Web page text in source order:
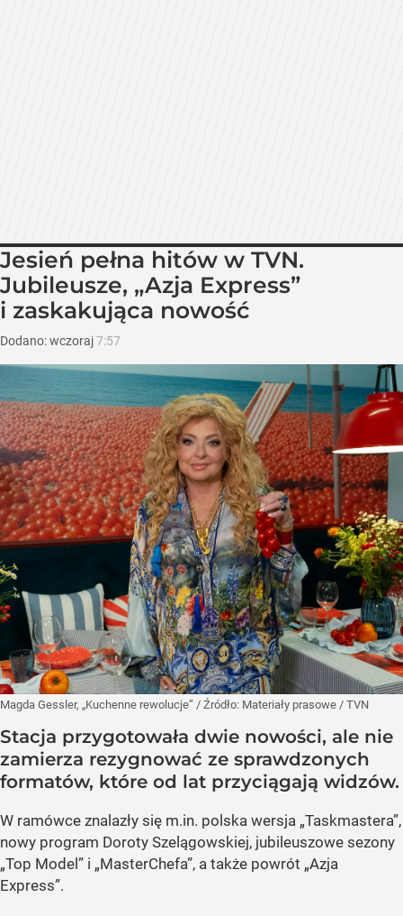
Jesień pełna hitów w TVN.
Jubileusze, „Azja Express”
i zaskakująca nowość
Dodano:wczoraj7:57
Magda Gessler, „Kuchenne rewolucje” / Źródło: Materiały prasowe / TVN
Stacja przygotowała dwie nowości, ale nie
zamierza rezygnować ze sprawdzonych
formatów, które od lat przyciągają widzów.
W ramówce znalazły się m.in. polska wersja „Taskmastera”,
nowy program Doroty Szelągowskiej, jubileuszowe sezony
„Top Model” i „MasterChefa”, a także powrót „Azja
Express”.